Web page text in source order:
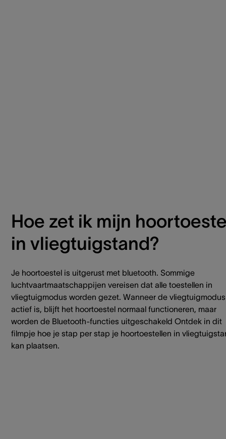
Hoe zet ik mijn
in vliegtuigstand?
Je hoortoestel is uitgerust met bluetooth. Sommige
luchtvaartmaatschappijen vereisen dat alle toestellen in
vliegtuigmodus worden gezet. Wanneer de vliegtuigmodus
actief is, blijft het hoortoestel normaal functioneren, maar
worden de Bluetooth-functies uitgeschakeld Ontdek in dit
filmpje hoe je stap per stap je hoortoestellen in
kan plaatsen.